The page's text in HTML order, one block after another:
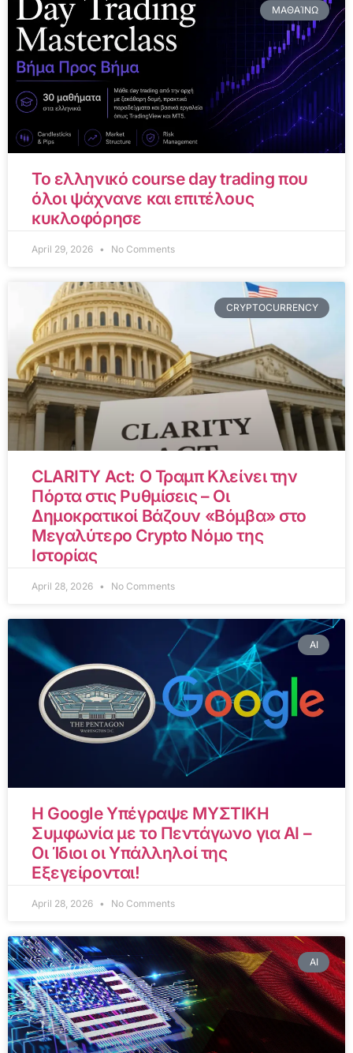
ΜΑΘΑΊΝΩ
Το ελληνικό course day trading που
όλοι ψάχνανε και επιτέλους
κυκλοφόρησε
April 29, 2026 No Comments
CRYPTOCURRENCY
CLARITY Act: Ο Τραμπ Κλείνει την
Πόρτα στις Ρυθμίσεις – Οι
Δημοκρατικοί Βάζουν «Βόμβα» στο
Μεγαλύτερο Crypto Νόμο της
Ιστορίας
April 28, 2026 No Comments
AI
Η Google Υπέγραψε ΜΥΣΤΙΚΗ
Συμφωνία με το Πεντάγωνο για AI –
Οι Ίδιοι οι Υπάλληλοί της
Εξεγείρονται!
April 28, 2026 No Comments
AI